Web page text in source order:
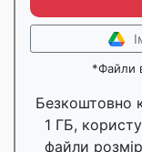
*Файли
Безкоштовно
1 ГБ,
файли